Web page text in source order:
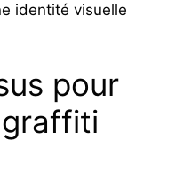
identité visuelle
pour